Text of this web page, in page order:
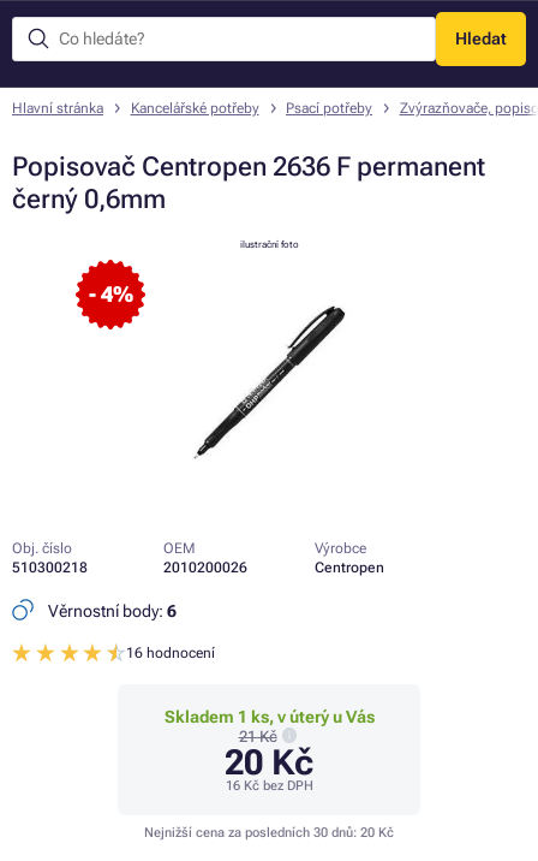
Hledat
Menu
Hlavní stránka Kancelářské potřeby Psací potřeby Zvýrazňovače,
Popisovač Centropen 2636 F permanent
černý 0,6mm
- 4%
ilustrační foto
Obj. číslo
510300218
OEM
2010200026
Výrobce
Centropen
Věrnostní body: 6
16 hodnocení
Skladem 1 ks, v úterý u Vás
21 Kč
20 Kč
16 Kčbez DPH
Nejnižší cena za posledních 30 dnů: 20 Kč